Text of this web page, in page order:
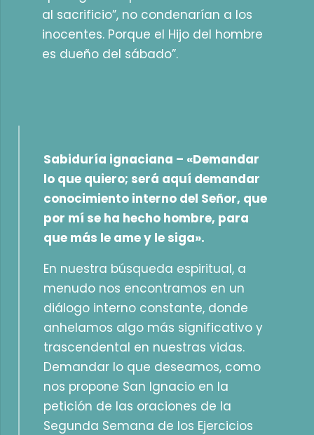
al sacrificio”, no condenarían a los
inocentes. Porque el Hijo del hombre
es dueño del sábado”.
Sabiduría ignaciana – «Demandar
lo que quiero; será aquí demandar
conocimiento interno del Señor, que
por mí se ha hecho hombre, para
que más le ame y le siga».
En nuestra búsqueda espiritual, a
menudo nos encontramos en un
diálogo interno constante, donde
anhelamos algo más significativo y
trascendental en nuestras vidas.
Demandar lo que deseamos, como
nos propone San Ignacio en la
petición de las oraciones de la
Segunda Semana de los Ejercicios